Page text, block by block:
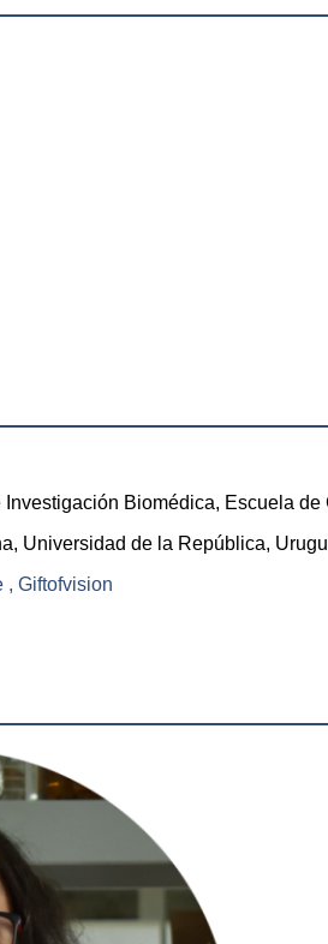
Biomédica, Escuela
Universidad de la República,
, Giftofvision